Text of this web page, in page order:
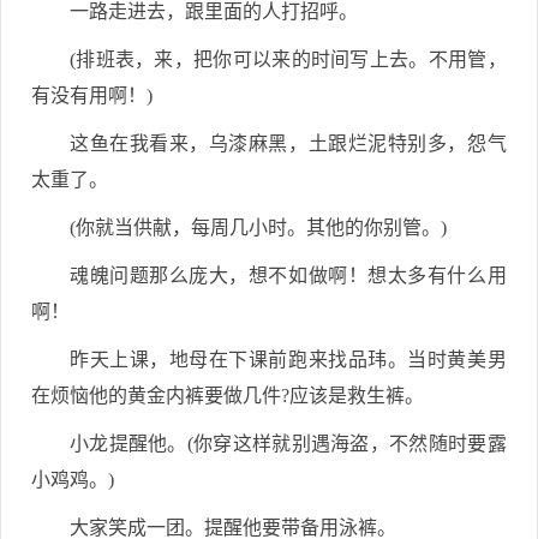
一路走进去，跟里面的人打招呼。
(排班表，来，把你可以来的时间写上去。不用管，
有没有用啊！)
这鱼在我看来，乌漆麻黑，土跟烂泥特别多，怨气
太重了。
(你就当供献，每周几小时。其他的你别管。)
魂魄问题那么庞大，想不如做啊！想太多有什么用
啊！
昨天上课，地母在下课前跑来找品玮。当时黄美男
在烦恼他的黄金内裤要做几件?应该是救生裤。
小龙提醒他。(你穿这样就别遇海盗，不然随时要露
小鸡鸡。)
大家笑成一团。提醒他要带备用泳裤。